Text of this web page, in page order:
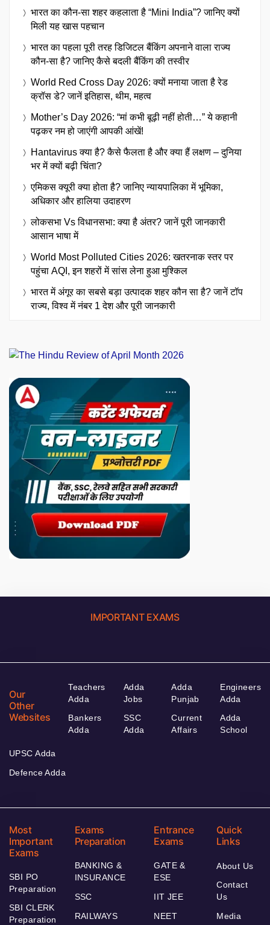
भारत का कौन-सा शहर कहलाता है “Mini India”? जानिए क्यों
मिली यह खास पहचान
भारत का पहला पूरी तरह डिजिटल बैंकिंग अपनाने वाला राज्य
कौन-सा है? जानिए कैसे बदली बैंकिंग की तस्वीर
World Red Cross Day 2026: क्यों मनाया जाता है रेड
क्रॉस डे? जानें इतिहास, थीम, महत्व
Mother’s Day 2026: “मां कभी बूढ़ी नहीं होती…” ये कहानी
पढ़कर नम हो जाएंगी आपकी आंखें!
Hantavirus क्या है? कैसे फैलता है और क्या हैं लक्षण – दुनिया
भर में क्यों बढ़ी चिंता?
एमिकस क्यूरी क्या होता है? जानिए न्यायपालिका में भूमिका,
अधिकार और हालिया उदाहरण
लोकसभा Vs विधानसभा: क्या है अंतर? जानें पूरी जानकारी
आसान भाषा में
World Most Polluted Cities 2026: खतरनाक स्तर पर
पहुंचा AQI, इन शहरों में सांस लेना हुआ मुश्किल
भारत में अंगूर का सबसे बड़ा उत्पादक शहर कौन सा है? जानें टॉप
राज्य, विश्व में नंबर 1 देश और पूरी जानकारी
IMPORTANT EXAMS
Our
Other
Websites
Teachers
Adda
Bankers
Adda
Adda
Jobs
SSC
Adda
Adda
Punjab
Current
Affairs
Engineers
Adda
Adda
School
UPSC Adda
Defence Adda
Most
Important
Exams
SBI PO
Preparation
SBI CLERK
Preparation
Exams
Preparation
BANKING &
INSURANCE
SSC
RAILWAYS
Entrance
Exams
GATE &
ESE
IIT JEE
NEET
Quick
Links
About Us
Contact
Us
Media